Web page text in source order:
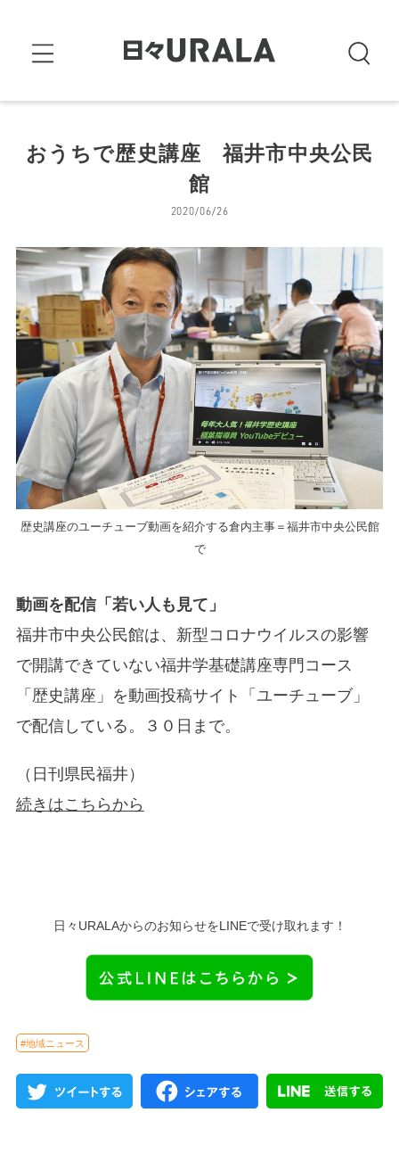
おうちで歴史講座 福井市中央公民
館
2020/06/26
歴史講座のユーチューブ動画を紹介する倉内主事＝福井市中央公民館
で
動画を配信「若い人も見て」
福井市中央公民館は、新型コロナウイルスの影響
で開講できていない福井学基礎講座専門コース
「歴史講座」を動画投稿サイト「ユーチューブ」
で配信している。３０日まで。
（日刊県民福井）
続きはこちらから
日々URALAからのお知らせをLINEで受け取れます！
#地域ニュース